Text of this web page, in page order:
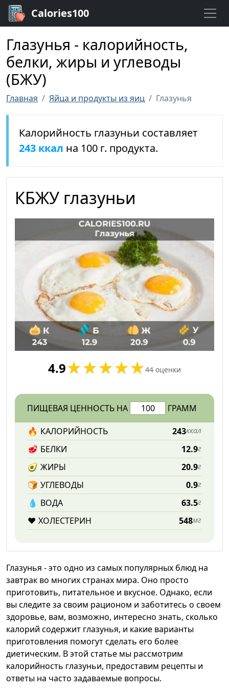
Calories100
Глазунья - калорийность,
белки, жиры и углеводы
(БЖУ)
Главная Яйца и продукты из яиц Глазунья
Калорийность глазуньи составляет
243 ккал на 100 г. продукта.
КБЖУ глазуньи
4.9 44 оценки
ПИЩЕВАЯ ЦЕННОСТЬ НА ГРАММ
🔥 КАЛОРИЙНОСТЬ 243ккал
🥩 БЕЛКИ 12.9г
🥑 ЖИРЫ 20.9г
🍞 УГЛЕВОДЫ 0.9г
💧️ ВОДА 63.5г
❤️ ХОЛЕСТЕРИН 548мг
Глазунья - это одно из самых популярных блюд на
завтрак во многих странах мира. Оно просто
приготовить, питательное и вкусное. Однако, если
вы следите за своим рационом и заботитесь о своем
здоровье, вам, возможно, интересно знать, сколько
калорий содержит глазунья, и какие варианты
приготовления помогут сделать его более
диетическим. В этой статье мы рассмотрим
калорийность глазуньи, предоставим рецепты и
ответы на часто задаваемые вопросы.